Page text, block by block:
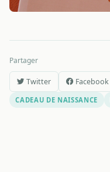
Partager
Twitter Facebook
CADEAU DE NAISSANCE